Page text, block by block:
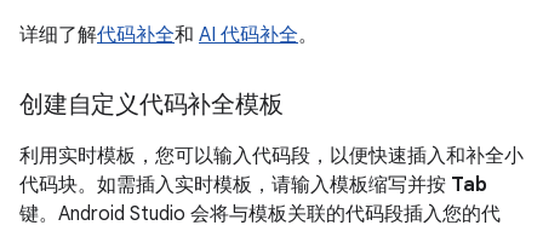
详细了解代码补全和 AI 代码补全。
创建自定义代码补全模板
利用实时模板，您可以输入代码段，以便快速插入和补全小
代码块。如需插入实时模板，请输入模板缩写并按 Tab
键。Android Studio 会将与模板关联的代码段插入您的代